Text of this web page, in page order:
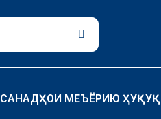
Поиск
САНАДҲОИ МЕЪЁРИЮ ҲУҚУҚӢ